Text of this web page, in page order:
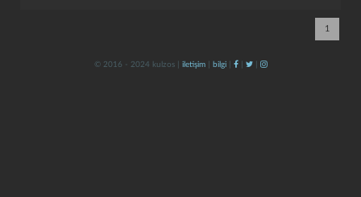
1
© 2016 - 2024 kulzos | iletişim| bilgi| | |